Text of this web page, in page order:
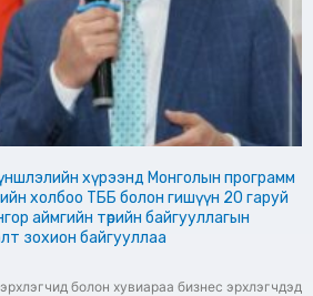
хүрээнд Монголын программ
холбоо ТББ болон гишүүн 20 гаруй
аймгийн төрийн байгууллагын
зохион байгууллаа
болон хувиараа бизнес эрхлэгчдэд